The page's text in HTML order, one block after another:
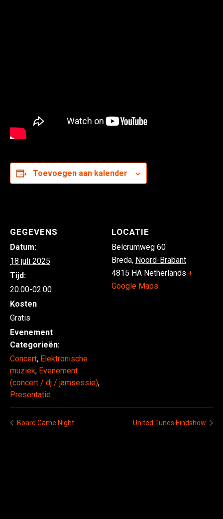
Toevoegen aan kalender
GEGEVENS
Datum:
18 juli 2025
Tijd:
20:00-02:00
Kosten
Gratis
Evenement
Categorieën:
Concert, Elektronische
muziek, Evenement
(concert / dj / jamsessie),
Presentatie
LOCATIE
Belcrumweg 60
Breda, Noord-Brabant
4815 HA Netherlands +
Google Maps
Board Game Night United Tunes Eindshow